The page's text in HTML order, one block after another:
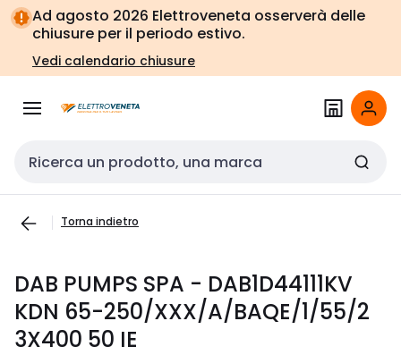
Vai alla
navigazione
Vai
alla
pagina
Ad agosto 2026 Elettroveneta osserverà delle
chiusure per il periodo estivo.
Vedi calendario chiusure
Cerca input
Torna indietro
DAB PUMPS SPA - DAB1D44111KV
KDN 65-250/XXX/A/BAQE/1/55/2
3X400 50 IE